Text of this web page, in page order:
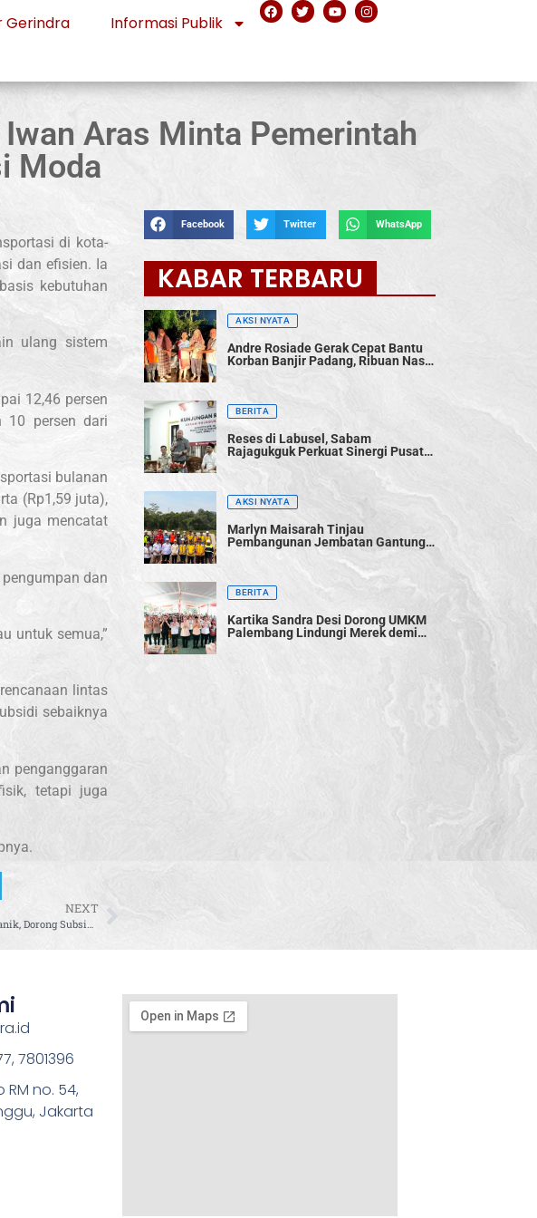
Gerindra Informasi Publik
Aras Minta Pemerintah
Moda
di kota-
dan efisien. Ia
kebutuhan
ulang sistem
12,46 persen
10 persen dari
bulanan
(Rp1,59 juta),
juga mencatat
dan
untuk semua,”
lintas
sebaiknya
penganggaran
tetapi juga
NEXT
Endang Setyawati Dukung Bali Jadi Pulau Organik, Dorong Subsidi dan Ekspor Pertanian
Facebook Twitter WhatsApp
KABAR TERBARU
AKSI NYATA
Andre Rosiade Gerak Cepat Bantu
Korban Banjir Padang, Ribuan Nasi
BERITA
Reses di Labusel, Sabam
Rajagukguk Perkuat Sinergi Pusat-
AKSI NYATA
Marlyn Maisarah Tinjau
Pembangunan Jembatan Gantung
Cibeber, Pastikan Aspirasi Warga
BERITA
Kartika Sandra Desi Dorong UMKM
Palembang Lindungi Merek demi
7801396
RM no. 54,
Jakarta